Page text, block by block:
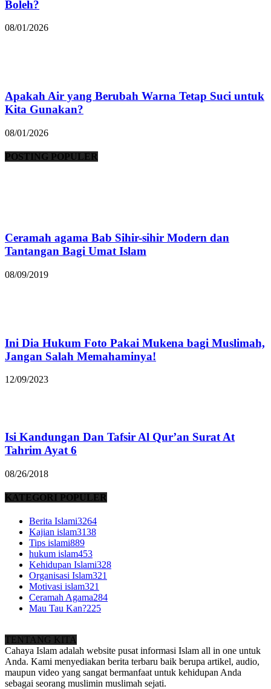
Boleh?
08/01/2026
Apakah Air yang Berubah Warna Tetap Suci untuk
Kita Gunakan?
08/01/2026
POSTING POPULER
Ceramah agama Bab Sihir-sihir Modern dan
Tantangan Bagi Umat Islam
08/09/2019
Ini Dia Hukum Foto Pakai Mukena bagi Muslimah,
Jangan Salah Memahaminya!
12/09/2023
Isi Kandungan Dan Tafsir Al Qur’an Surat At
Tahrim Ayat 6
08/26/2018
KATEGORI POPULER
Berita Islami3264
Kajian islam3138
Tips islami889
hukum islam453
Kehidupan Islami328
Organisasi Islam321
Motivasi islam321
Ceramah Agama284
Mau Tau Kan?225
TENTANG KITA
Cahaya Islam adalah website pusat informasi Islam all in one untuk
Anda. Kami menyediakan berita terbaru baik berupa artikel, audio,
maupun video yang sangat bermanfaat untuk kehidupan Anda
sebagai seorang muslimin muslimah sejati.